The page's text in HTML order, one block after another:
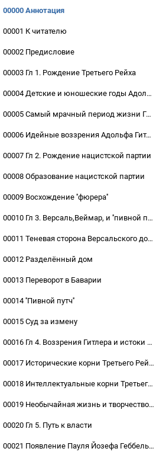
00000 Аннотация
00001 К читателю
00002 Предисловие
00003 Гл 1. Рождение Третьего Рейха
00004 Детские и юношеские годы Адольфа Гитлера
00005 Самый мрачный период жизни Гитлера
00006 Идейные воззрения Адольфа Гитлера
00007 Гл 2. Рождение нацистской партии
00008 Образование нацистской партии
00009 Восхождение ''фюрера''
00010 Гл 3. Версаль,Веймар, и ''пивной путч''
00011 Теневая сторона Версальского договора
00012 Разделённый дом
00013 Переворот в Баварии
00014 ''Пивной путч''
00015 Суд за измену
00016 Гл 4. Воззрения Гитлера и истоки Третьего Рейха
00017 Исторические корни Третьего Рейха
00018 Интеллектуальные корни Третьего Рейха
00019 Необычайная жизнь и творчество Х.С.Чемберлена
00020 Гл 5. Путь к власти
00021 Появление Пауля Йозефа Геббельса